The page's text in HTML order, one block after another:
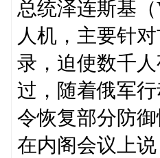
总统泽连斯基
人机，主要针
录，迫使数千
过，随着俄军
令恢复部分防
在内阁会议上